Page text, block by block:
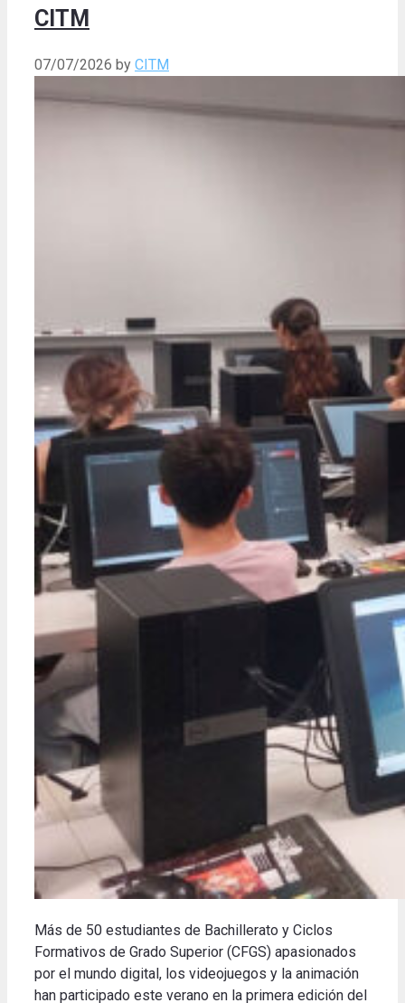
CITM
07/07/2026 by CITM
Más de 50 estudiantes de Bachillerato y Ciclos
Formativos de Grado Superior (CFGS) apasionados
por el mundo digital, los videojuegos y la animación
han participado este verano en la primera edición del